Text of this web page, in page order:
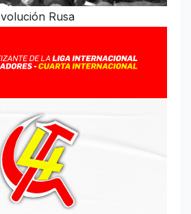
Rusa